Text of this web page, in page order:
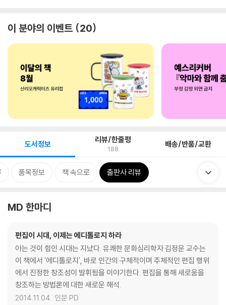
이 분야의 이벤트 20
도서정보 리뷰/한줄평
188 배송/반품/교환
품목정보 책 속으로 출판사 리뷰
MD 한마디
편집이 시대, 이제는 에디톨로지 하라
아는 것이 힘인 시대는 지났다. 유쾌한 문화심리학자 김정운 교수는
이 책에서 '에디톨로지', 바로 인간의 구체적이며 주체적인 편집 행위
에서 진정한 창조성이 발휘됨을 이야기한다. 편집을 통해 새로움을
창조하는 방법론에 대한 새로운 해석.
2014.11.04. 인문 PD